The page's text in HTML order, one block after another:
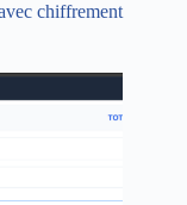
chiffrement